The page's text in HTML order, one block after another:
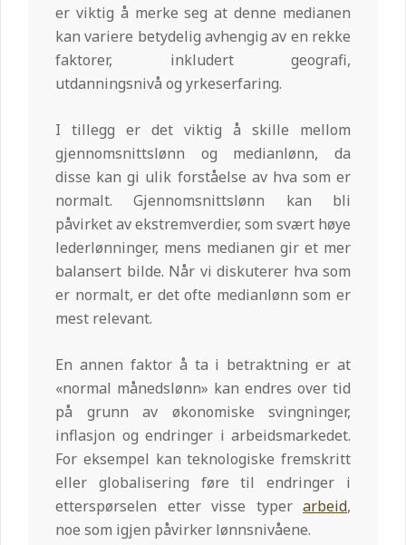
er viktig å merke seg at denne medianen
kan variere betydelig avhengig av en rekke
faktorer, inkludert geografi,
utdanningsnivå og yrkeserfaring.
I tillegg er det viktig å skille mellom
gjennomsnittslønn og medianlønn, da
disse kan gi ulik forståelse av hva som er
normalt. Gjennomsnittslønn kan bli
påvirket av ekstremverdier, som svært høye
lederlønninger, mens medianen gir et mer
balansert bilde. Når vi diskuterer hva som
er normalt, er det ofte medianlønn som er
mest relevant.
En annen faktor å ta i betraktning er at
«normal månedslønn» kan endres over tid
på grunn av økonomiske svingninger,
inflasjon og endringer i arbeidsmarkedet.
For eksempel kan teknologiske fremskritt
eller globalisering føre til endringer i
etterspørselen etter visse typer arbeid,
noe som igjen påvirker lønnsnivåene.